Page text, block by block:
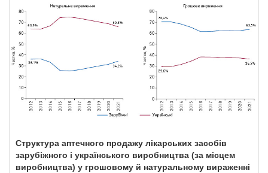
Структура аптечного продажу лікарських засобів
зарубіжного і українського виробництва (за місцем
виробництва) у грошовому й натуральному вираженні